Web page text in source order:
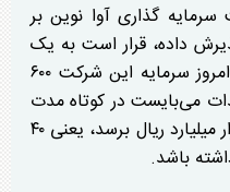
گذاری آوا نوین بر
داده، قرار است به یک
سرمایهگذار بزرگ تبدیل شود؛ امروز سرمایه این شرکت ۶۰۰
می‌بایست در کوتاه مدت
حجم سرمایه شرکت به یک هزار میلیارد ریال برسد، یعنی ۴۰
باشد.